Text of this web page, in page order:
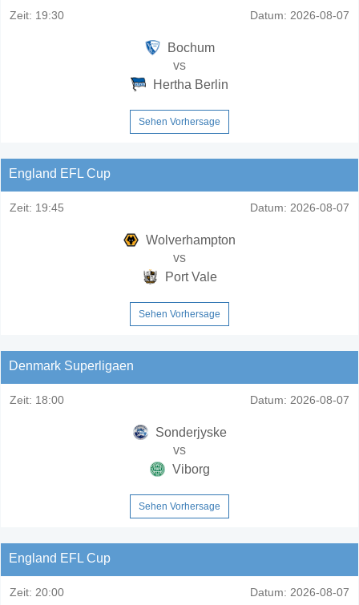
Zeit: 19:30 Datum: 2026-08-07
Bochum
vs
Hertha Berlin
Sehen Vorhersage
England EFL Cup
Zeit: 19:45 Datum: 2026-08-07
Wolverhampton
vs
Port Vale
Sehen Vorhersage
Denmark Superligaen
Zeit: 18:00 Datum: 2026-08-07
Sonderjyske
vs
Viborg
Sehen Vorhersage
England EFL Cup
Zeit: 20:00 Datum: 2026-08-07